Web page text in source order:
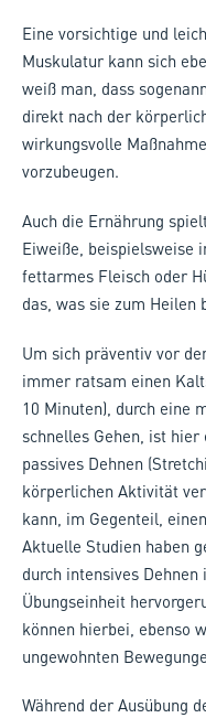
Eine vorsichtige und
Muskulatur kann sich
weiß man, dass
direkt nach der
wirkungsvolle
vorzubeugen.
Auch die Ernährung
Eiweiße, beispielsweise
fettarmes Fleisch oder
das, was sie zum Heilen
Um sich präventiv vor
immer ratsam einen
10 Minuten), durch eine
schnelles Gehen, ist
passives Dehnen
körperlichen Aktivität
kann, im Gegenteil,
Aktuelle Studien haben
durch intensives
Übungseinheit
können hierbei, ebenso
ungewohnten
Während der Ausübung